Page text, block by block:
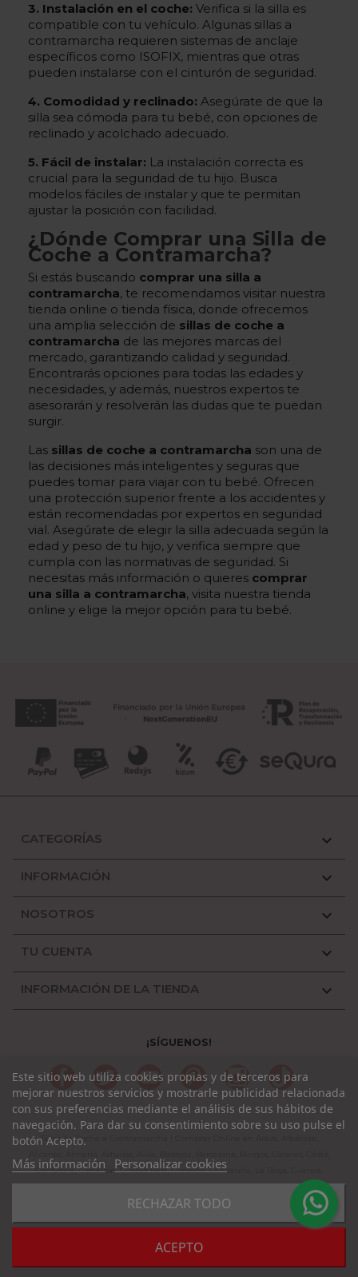
3. Instalación en el coche: Verifica si la silla es
compatible con tu vehículo. Algunas sillas a
contramarcha requieren sistemas de anclaje
específicos como ISOFIX, mientras que otras
pueden instalarse con el cinturón de seguridad.
4. Comodidad y reclinado: Asegúrate de que la
silla sea cómoda para tu bebé, con opciones de
reclinado y acolchado adecuado.
5. Fácil de instalar: La instalación correcta es
crucial para la seguridad de tu hijo. Busca
modelos fáciles de instalar y que te permitan
ajustar la posición con facilidad.
¿Dónde Comprar una Silla de
Coche a Contramarcha?
Si estás buscando comprar una silla a
contramarcha, te recomendamos visitar nuestra
tienda online o tienda física, donde ofrecemos
una amplia selección de sillas de coche a
contramarcha de las mejores marcas del
mercado, garantizando calidad y seguridad.
Encontrarás opciones para todas las edades y
necesidades, y además, nuestros expertos te
asesorarán y resolverán las dudas que te puedan
surgir.
Las sillas de coche a contramarcha son una de
las decisiones más inteligentes y seguras que
puedes tomar para viajar con tu bebé. Ofrecen
una protección superior frente a los accidentes y
están recomendadas por expertos en seguridad
vial. Asegúrate de elegir la silla adecuada según la
edad y peso de tu hijo, y verifica siempre que
cumpla con las normativas de seguridad. Si
necesitas más información o quieres comprar
una silla a contramarcha, visita nuestra tienda
online y elige la mejor opción para tu bebé.
CATEGORÍAS 
INFORMACIÓN 
NOSOTROS 
TU CUENTA 
INFORMACIÓN DE LA TIENDA 
¡SÍGUENOS!
FacebookTwitter YouTubePinterestInstagramTikTok
Este sitio web utiliza cookies propias y de terceros para
mejorar nuestros servicios y mostrarle publicidad relacionada
con sus preferencias mediante el análisis de sus hábitos de
navegación. Para dar su consentimiento sobre su uso pulse el
botón Acepto.
Más información Personalizar cookies
RECHAZAR TODO
ACEPTO
Sillas de Coche a Contramarcha | Comprar Online en Álava, Albacete,
Cantabria, Castellón, Ciudad Real, Córdoba, La Coruña, La Rioja, Cuenca,
Girona, Granada, Guadalajara, Guipuzcoa, Huelva, Huesca, Jaen, León, Lleida,
Lugo, Madrid, Málaga, Murcia, Navarra, Orense, Palencia, Pontevedra, Rioja,
Salamanca, Segovia, Sevilla, Soria, Tarragona, Teruel, Toledo, Valencia,